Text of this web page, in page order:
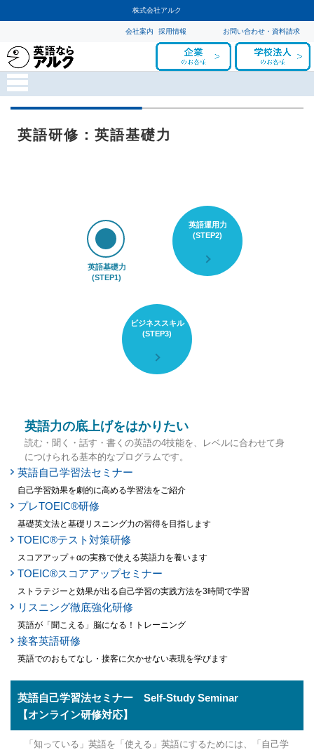
株式会社アルク
お問い合わせ・資料請求
採用情報
会社案内
英語研修：英語基礎力
英語基礎力
(STEP1)
英語運用力
(STEP2)
ビジネススキル
(STEP3)
英語力の底上げをはかりたい
読む・聞く・話す・書くの英語の4技能を、レベルに合わせて身
につけられる基本的なプログラムです。
英語自己学習法セミナー
自己学習効果を劇的に高める学習法をご紹介
プレTOEIC®研修
基礎英文法と基礎リスニング力の習得を目指します
TOEIC®テスト対策研修
スコアアップ＋αの実務で使える英語力を養います
TOEIC®スコアアップセミナー
ストラテジーと効果が出る自己学習の実践方法を3時間で学習
リスニング徹底強化研修
英語が「聞こえる」脳になる！トレーニング
接客英語研修
英語でのおもてなし・接客に欠かせない表現を学びます
英語自己学習法セミナー Self-Study Seminar
【オンライン研修対応】
「知っている」英語を「使える」英語にするためには、「自己学